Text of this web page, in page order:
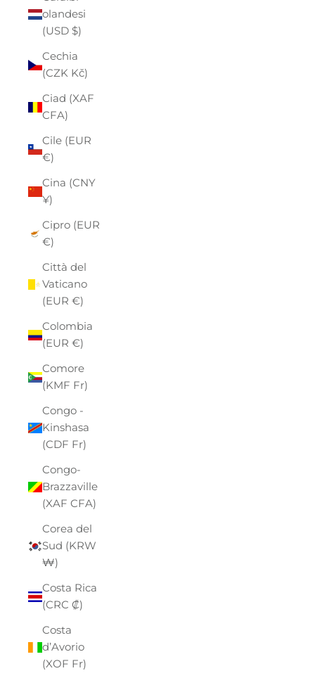
olandesi
(USD $)
Cechia
(CZK Kč)
Ciad (XAF
CFA)
Cile (EUR
€)
Cina (CNY
¥)
Cipro (EUR
€)
Città del
Vaticano
(EUR €)
Colombia
(EUR €)
Comore
(KMF Fr)
Congo -
Kinshasa
(CDF Fr)
Congo-
Brazzaville
(XAF CFA)
Corea del
Sud (KRW
₩)
Costa Rica
(CRC ₡)
Costa
d’Avorio
(XOF Fr)